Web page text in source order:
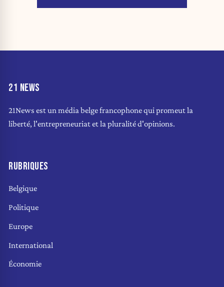
21 NEWS
21News est un média belge francophone qui promeut la
liberté, l'entrepreneuriat et la pluralité d'opinions.
RUBRIQUES
Belgique
Politique
Europe
International
Économie